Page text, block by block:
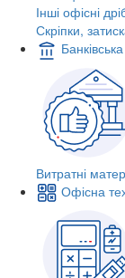
Інші офісні
Скріпки,
Витратні
Офісна